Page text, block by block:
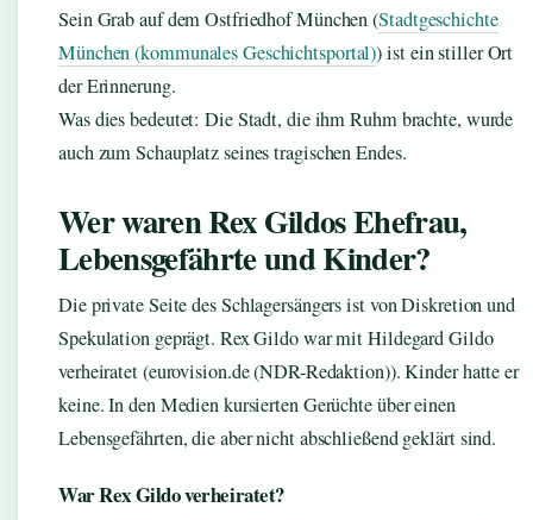
Sein Grab auf dem Ostfriedhof München (Stadtgeschichte
München (kommunales Geschichtsportal)) ist ein stiller Ort
der Erinnerung.
Was dies bedeutet: Die Stadt, die ihm Ruhm brachte, wurde
auch zum Schauplatz seines tragischen Endes.
Wer waren Rex Gildos Ehefrau,
Lebensgefährte und Kinder?
Die private Seite des Schlagersängers ist von Diskretion und
Spekulation geprägt. Rex Gildo war mit Hildegard Gildo
verheiratet (eurovision.de (NDR-Redaktion)). Kinder hatte er
keine. In den Medien kursierten Gerüchte über einen
Lebensgefährten, die aber nicht abschließend geklärt sind.
War Rex Gildo verheiratet?